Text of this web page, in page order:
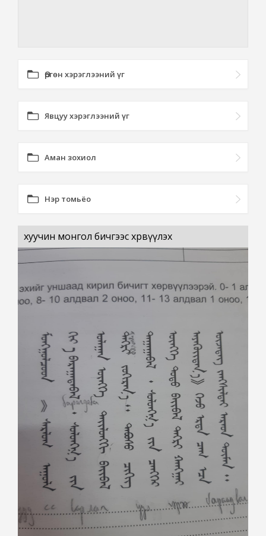
Өргөн хэрэглээний үг
Явцуу хэрэглээний үг
Аман зохиол
Нэр томьёо
хуучин монгол бичгээс хөрвүүлэх